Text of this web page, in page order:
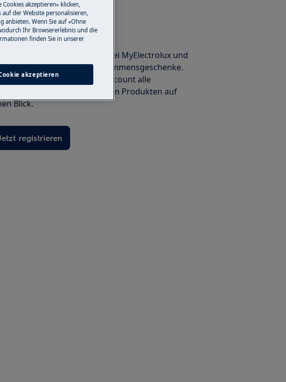
registrieren
Sie Ihre Produkte bei MyElectrolux und
Sie sich exklusive Willkommensgeschenke.
haben Sie in Ihrem Account alle
Informationen zu Ihren Produkten auf
Blick.
registrieren
akzeptieren» klicken,
auf der Website personalisieren,
anbieten. Wenn Sie auf «Ohne
Ihr Browsererlebnis und die
finden Sie in unserer
akzeptieren